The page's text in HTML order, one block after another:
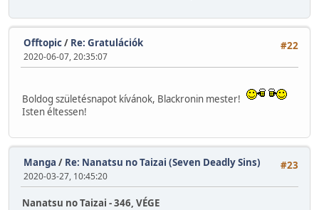
#22
Offtopic/ Re: Gratulációk
2020-06-07, 20:35:07
Boldog születésnapot kívánok, Blackronin mester!
Isten éltessen!
#23
Manga / Re: Nanatsu no Taizai (Seven Deadly Sins)
2020-03-27, 10:45:20
Nanatsu no Taizai - 346, VÉGE